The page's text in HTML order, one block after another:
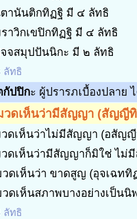
านันติกทิฏฐิ มี ๔ ลัทธิ
าวิกเขปิกทิฏฐิ มี ๔ ลัทธิ
จสมุปปันนิกะ มี ๒ ลัทธิ
ลัทธิ
กัปปิกะ ผู้ปรารภเบื้องปลา
วดเห็นว่ามีสัญญา (สัญญี
ดเห็นว่าไม่มีสัญญา (อสัญ
ดเห็นว่ามีสัญญาก็มิใช่ ไ
ดเห็นว่า ขาดสูญ (อุจเฉททิ
ดเห็นสภาพบางอย่างเป็น
ลัทธิ